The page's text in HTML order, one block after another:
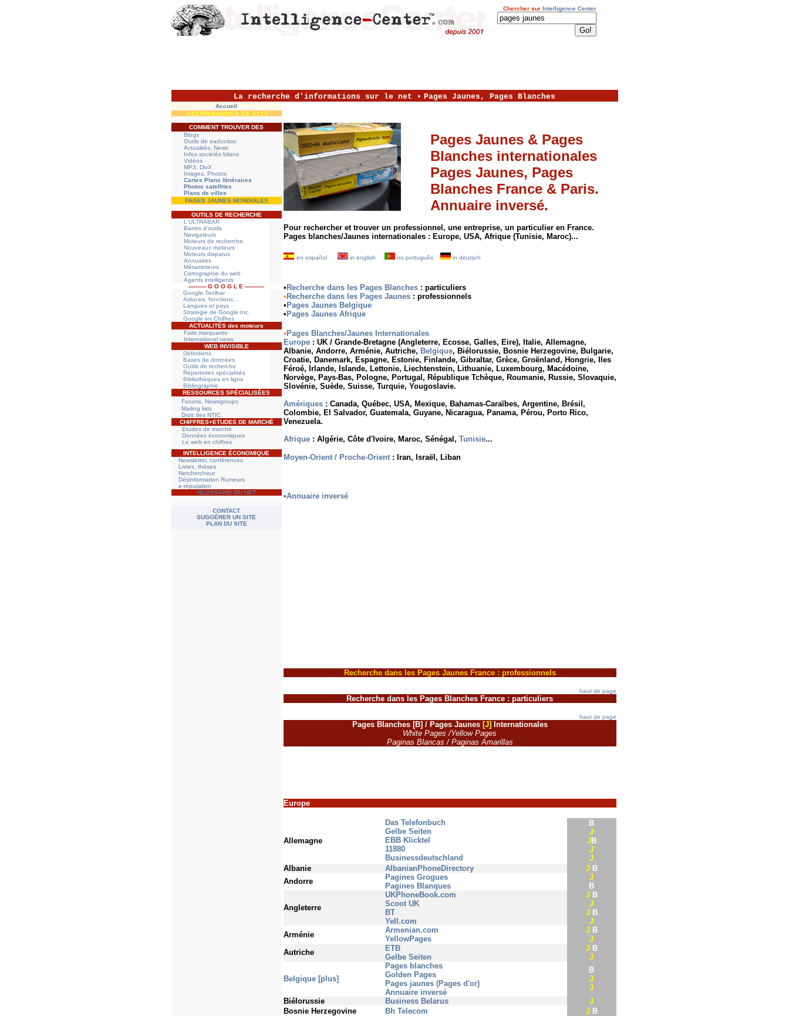
Chercher sur Intelligence Center
La recherche d'informations sur le net • Pages Jaunes, Pages Blanches
Accueil
COMMENT TROUVER DES
Blogs
Outils de traduction
Actualités, News
Infos sociétés bilans
Vidéos
MP3, DivX
Images, Photos
Cartes Plans Itinéraires
Photos satellites
Plans de villes
PAGES JAUNES MONDIALES
OUTILS DE RECHERCHE
L'ULTRABAR
Barres d'outils
Navigateurs
Moteurs de recherche
Nouveaux moteurs
Moteurs disparus
Annuaires
Métamoteurs
Cartographie du web
Agents intelligents
---------- G O O G L E -----------
Google Toolbar
Astuces, fonctions...
Langues et pays
Stratégie de Google Inc.
Google en Chiffres
ACTUALITÉS des moteurs
Faits marquants
International news
WEB INVISIBLE
Définitions
Bases de données
Outils de recherche
Répertoires spécialisés
Bibliothèques en ligne
Bibliographie
RESSOURCES SPÉCIALISÉES
Forums, Newsgroups
Mailing lists
Droit des NTIC
CHIFFRES+ETUDES DE MARCHÉ
Etudes de marché
Données économiques
Le web en chiffres
INTELLIGENCE ÉCONOMIQUE
Newsletter, conférences
Livres, thèses
Netchercheur
Désinformation Rumeurs
e-réputation
GLOSSAIRE DU NET
CONTACT
SUGGÉRER UN SITE
PLAN DU SITE
Pages Jaunes & Pages
Blanches internationales
Pages Jaunes, Pages
Blanches France & Paris.
Annuaire inversé.
Pour rechercher et trouver un professionnel, une entreprise, un particulier en France.
Pages blanches/Jaunes internationales : Europe, USA, Afrique (Tunisie, Maroc)...
en español in english no português in deutsch
• Recherche dans les Pages Blanches : particuliers
• Recherche dans les Pages Jaunes : professionnels
• Pages Jaunes Belgique
• Pages Jaunes Afrique
• Pages Blanches/Jaunes Internationales
Europe: UK / Grande-Bretagne (Angleterre, Ecosse, Galles, Eire), Italie, Allemagne,
Albanie, Andorre, Arménie, Autriche, Belgique, Biélorussie, Bosnie Herzegovine, Bulgarie,
Croatie, Danemark, Espagne, Estonie, Finlande, Gibraltar, Grèce, Groënland, Hongrie,
Iles
Féroé, Irlande, Islande, Lettonie, Liechtenstein, Lithuanie, Luxembourg, Macédoine,
Norvège, Pays-Bas, Pologne, Portugal, République Tchèque, Roumanie, Russie, Slovaquie,
Slovénie, Suède, Suisse, Turquie, Yougoslavie.
Amériques: Canada, Québec, USA, Mexique, Bahamas-Caraïbes, Argentine, Brésil,
Colombie, El Salvador, Guatemala, Guyane, Nicaragua, Panama, Pérou, Porto Rico,
Venezuela.
Afrique: Algérie, Côte d'Ivoire, Maroc, Sénégal, Tunisie...
Moyen-Orient / Proche-Orient: Iran, Israël, Liban
•Annuaire inversé
Recherche dans les Pages Jaunes France : professionnels
haut de page
Recherche dans les Pages Blanches France : particuliers
haut de page
Pages Blanches [B] / Pages Jaunes [J]
Internationales
White Pages /Yellow Pages
Paginas Blancas /Paginas Amarillas
Europe
Allemagne
Das Telefonbuch
Gelbe Seiten
EBB Klicktel
11880
Businessdeutschland
B
J
JB
J
J
Albanie
AlbanianPhoneDirectory J B
Andorre
Pagines Grogues
Pagines Blanques
J
B
Angleterre
UKPhoneBook.com
Scoot UK
BT
Yell.com
J B
J
J B
J
Arménie
Armenian.com
YellowPages
J B
J
Autriche
ETB
Gelbe Seiten
J B
J
Belgique [plus]
Pages blanches
Golden Pages
Pages jaunes (Pages d'or)
Annuaire inversé
B
J
J
Biélorussie
Business Belarus
J
Bosnie Herzegovine
Bh Telecom J B